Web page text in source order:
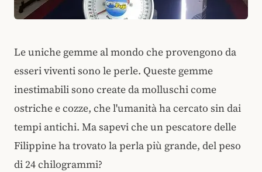
Le uniche gemme al mondo che provengono da
esseri viventi sono le perle. Queste gemme
inestimabili sono create da molluschi come
ostriche e cozze, che l'umanità ha cercato sin dai
tempi antichi. Ma sapevi che un pescatore delle
Filippine ha trovato la perla più grande, del peso
di 24 chilogrammi?